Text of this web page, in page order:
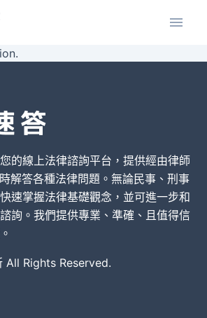
的線上法律諮詢平台，提供經由律師
解答各種法律問題。無論民事、刑事
速掌握法律基礎觀念，並可進一步和
詢。我們提供專業、準確、且值得信
All Rights Reserved.